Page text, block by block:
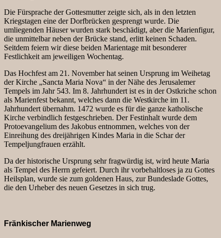
Die Fürsprache der Gottesmutter zeigte sich, als in den letzten
Kriegstagen eine der Dorfbrücken gesprengt wurde. Die
umliegenden Häuser wurden stark beschädigt, aber die Marienfigur,
die unmittelbar neben der Brücke stand, erlitt keinen Schaden.
Seitdem feiern wir diese beiden Marientage mit besonderer
Festlichkeit am jeweiligen Wochentag.
Das Hochfest am 21. November hat seinen Ursprung im Weihetag
der Kirche „Sancta Maria Nova“ in der Nähe des Jerusalemer
Tempels im Jahr 543. Im 8. Jahrhundert ist es in der Ostkriche schon
als Marienfest bekannt, welches dann die Westkirche im 11.
Jahrhundert übernahm. 1472 wurde es für die ganze katholische
Kirche verbindlich festgeschrieben. Der Festinhalt wurde dem
Protoevangelium des Jakobus entnommen, welches von der
Einreihung des dreijährigen Kindes Maria in die Schar der
Tempeljungfrauen erzählt.
Da der historische Ursprung sehr fragwürdig ist, wird heute Maria
als Tempel des Herrn gefeiert. Durch ihr vorbehaltloses ja zu Gottes
Heilsplan, wurde sie zum goldenen Haus, zur Bundeslade Gottes,
die den Urheber des neuen Gesetzes in sich trug.
Fränkischer Marienweg